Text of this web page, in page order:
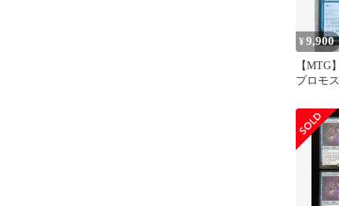
¥9,900
【MTG
プロモ